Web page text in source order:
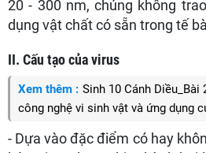
20 - 300 nm, chúng không
dụng vật chất có sẵn trong tế
II. Cấu tạo của virus
Xem thêm : Sinh 10 Cánh Diều_Bài
công nghệ vi sinh vật và ứng dụng
- Dựa vào đặc điểm có hay